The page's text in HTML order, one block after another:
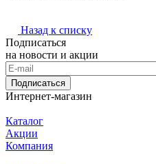
Назад к списку
Подписаться
на новости и акции
Подписаться
Интернет-магазин
Каталог
Акции
Компания